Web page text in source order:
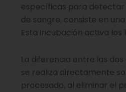
específicas para detectar
de sangre, consiste en
Esta incubación activa los
La diferencia entre las
se realiza directamente
procesado, al eliminar el